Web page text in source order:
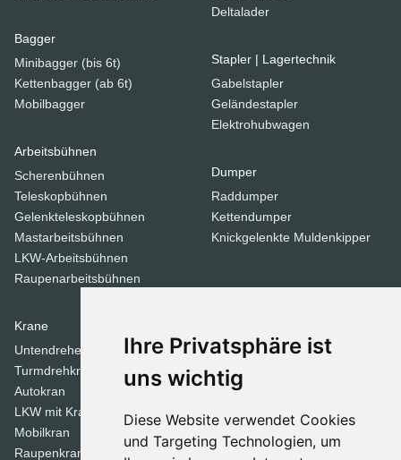
Ihre Privatsphäre ist
uns wichtig
Diese Website verwendet Cookies
und Targeting Technologien, um
Bagger
Minibagger (bis 6t)
Kettenbagger (ab 6t)
Mobilbagger
Arbeitsbühnen
Scherenbühnen
Teleskopbühnen
Gelenkteleskopbühnen
Mastarbeitsbühnen
LKW-Arbeitsbühnen
Raupenarbeitsbühnen
Deltalader
Stapler | Lagertechnik
Gabelstapler
Geländestapler
Elektrohubwagen
Dumper
Raddumper
Kettendumper
Knickgelenkte Muldenkipper
Krane
Untendreherkrane
Turmdrehkrane
Autokran
LKW mit Kran
Mobilkran
Raupenkran
Walzen
Tandemwalzen
Stampfer
Dozer